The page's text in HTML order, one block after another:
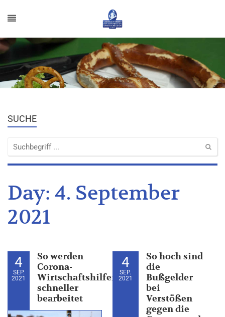
SUCHE
Day: 4. September
2021
4
SEP.
2021
So werden
Corona-
Wirtschaftshilfen
schneller
bearbeitet
4
SEP.
2021
So hoch sind
die
Bußgelder
bei
Verstößen
gegen die